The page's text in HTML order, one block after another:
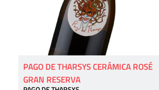
PAGO DE THARSYS CERÁMICA ROSÉ
GRAN RESERVA